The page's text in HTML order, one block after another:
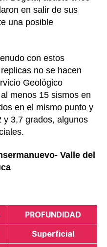
en salir de sus
una posible
con estos
no se hacen
Geológico
menos 15 sismos en
en el mismo punto y
y 3,7 grados, algunos
Valle del
PROFUNDIDAD
Superficial